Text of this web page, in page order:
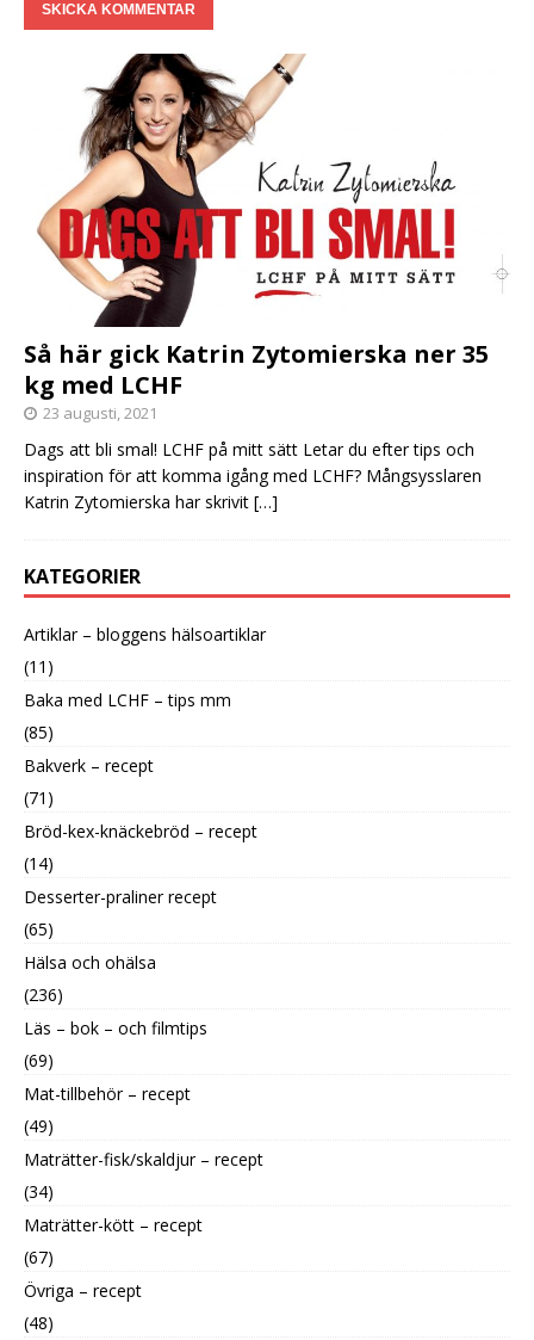
Så här gick Katrin Zytomierska ner 35
kg med LCHF
23 augusti, 2021
Dags att bli smal! LCHF på mitt sätt Letar du efter tips och
inspiration för att komma igång med LCHF? Mångsysslaren
Katrin Zytomierska har skrivit […]
KATEGORIER
Artiklar – bloggens hälsoartiklar
(11)
Baka med LCHF – tips mm
(85)
Bakverk – recept
(71)
Bröd-kex-knäckebröd – recept
(14)
Desserter-praliner recept
(65)
Hälsa och ohälsa
(236)
Läs – bok – och filmtips
(69)
Mat-tillbehör – recept
(49)
Maträtter-fisk/skaldjur – recept
(34)
Maträtter-kött – recept
(67)
Övriga – recept
(48)